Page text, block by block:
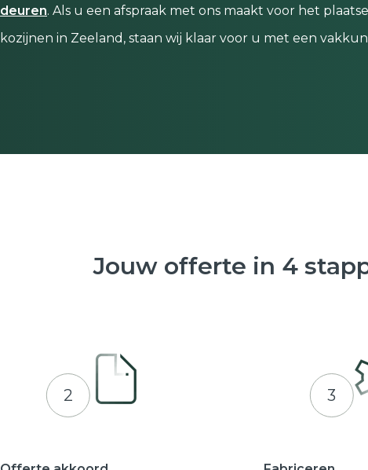
deuren. Als u een afspraak met ons maakt voor het
kozijnen in Zeeland, staan wij klaar voor u met een
Jouw offerte in 4
2 3